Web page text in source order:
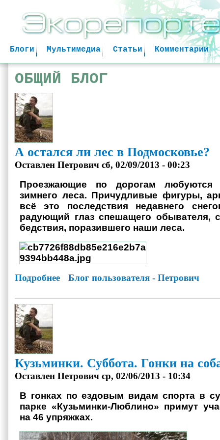
Комментарии
Статьи
Мультимедиа
Блоги
ОБЩИЙ БЛОГ
А остался ли лес в Подмосковье?
Оставлен Петрович сб, 02/09/2013 - 00:23
Проезжающие по дорогам любуются
зимнего леса. Причудливые фигуры,
всё это последствия недавнего
радующий глаз спешащего обывателя,
бедствия, поразившего наши леса.
Подробнее о А остался ли лес в Подмосковье?
Блог пользователя - Петрович
Кузьминки. Суббота. Гонки на
Оставлен Петрович ср, 02/06/2013 - 10:34
В гонках по ездовым видам спорта в
парке «Кузьминки-Люблино» примут
на 46 упряжках.